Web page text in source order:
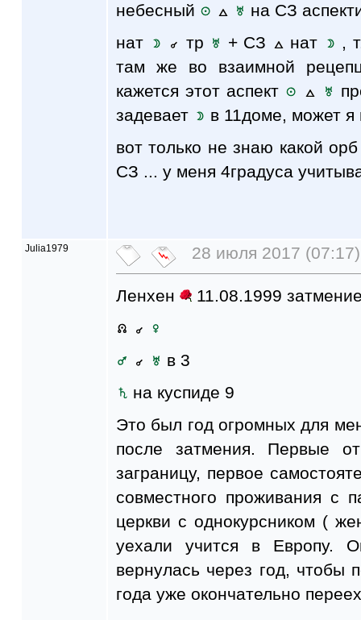
небесный
на СЗ
нат
тр + СЗ нат
,
там же во взаимной
кажется этот аспект
задевает
в 11доме, может
вот только не знаю какой
СЗ ... у меня 4градуса
Julia1979 28 июля 2017 (07:17)
Ленхен 11.08.1999
в 3
на куспиде 9
Это был год огромных для
после затмения. Первые
заграницу, первое
совместного проживания с
церкви с однокурсником (
уехали учится в Европу.
вернулась через год, чтобы
года уже окончательно